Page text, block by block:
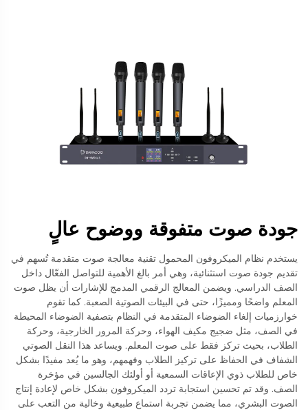
جودة صوت متفوقة ووضوح عالٍ
يستخدم نظام الميكروفون المحمول تقنية معالجة صوت متقدمة تُسهم في
تقديم جودة صوت استثنائية، وهي أمر بالغ الأهمية للتواصل الفعّال داخل
الصف الدراسي. ويضمن المعالج الرقمي المدمج للإشارات أن يظل صوت
المعلم واضحًا ومميزًا، حتى في البيئات الصوتية الصعبة. كما تقوم
خوارزميات إلغاء الضوضاء المتقدمة في النظام بتصفية الضوضاء المحيطة
في الصف، مثل ضجيج مكيف الهواء، وحركة المرور الخارجية، وحركة
الطلاب، بحيث تركز فقط على صوت المعلم. ويساعد هذا النقل الصوتي
الشفاف في الحفاظ على تركيز الطلاب وفهمهم، وهو ما يُعد مفيدًا بشكل
خاص للطلاب ذوي الإعاقات السمعية أو أولئك الجالسين في مؤخرة
الصف. وقد تم تحسين استجابة تردد الميكروفون بشكل خاص لإعادة إنتاج
الصوت البشري، مما يضمن تجربة استماع طبيعية وخالية من التعب على